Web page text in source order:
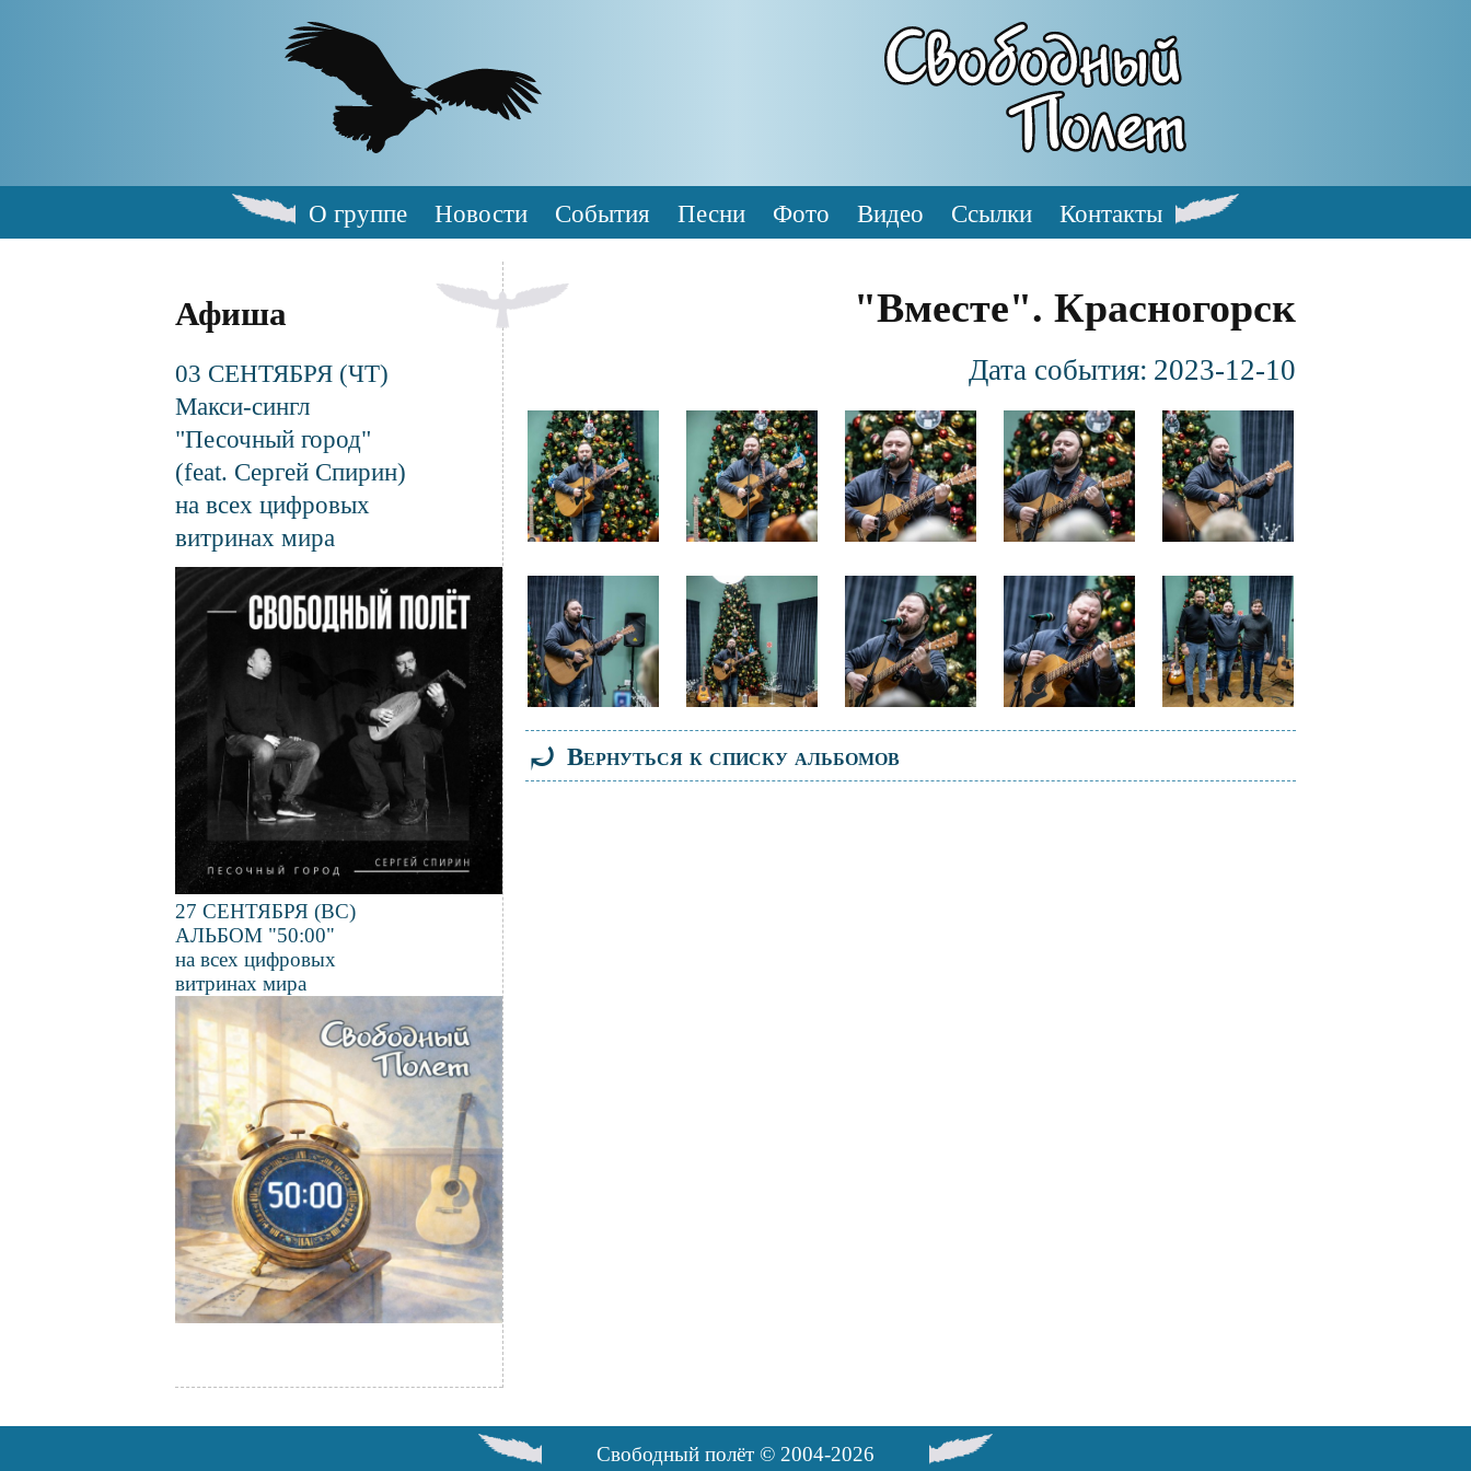
Main
О группе Новости События Песни Фото Видео Ссылки Контакты
Афиша
03 СЕНТЯБРЯ (ЧТ)
Макси-сингл
"Песочный город"
(feat. Сергей Спирин)
на всех цифровых
витринах мира
Файл
изображения
27 СЕНТЯБРЯ (ВС)
АЛЬБОМ "50:00"
на всех цифровых
витринах мира
Файл
изображения
"Вместе". Красногорск
Дата события: 2023-12-10
Файл
изображения
Файл
изображения
Файл
изображения
Файл
изображения
Файл
изображения
Файл
изображения
Файл
изображения
Файл
изображения
Файл
изображения
Файл
изображения
⤾ Вернуться к списку альбомов
Свободный полёт © 2004-2026